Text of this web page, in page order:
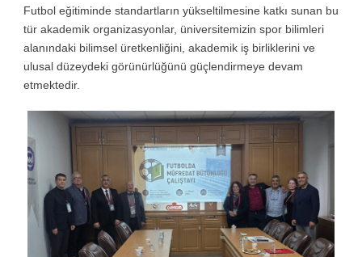
Futbol eğitiminde standartların yükseltilmesine katkı sunan bu
tür akademik organizasyonlar, üniversitemizin spor bilimleri
alanındaki bilimsel üretkenliğini, akademik iş birliklerini ve
ulusal düzeydeki görünürlüğünü güçlendirmeye devam
etmektedir.